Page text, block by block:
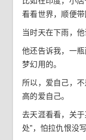
看看世界，顺便
当时天在下雨，他
他还告诉我，一
梦幻用的。
所以，爱自己，
高的爱自己。
去天涯看看，关
处”，怕拉仇恨没